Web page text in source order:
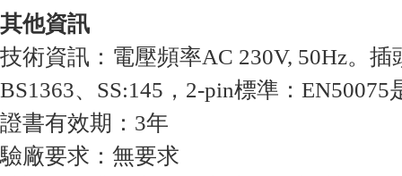
其他資訊
技術資訊：電壓頻率AC 230V, 50Hz。插
BS1363、SS:145，2-pin標準：
證書有效期：3年
驗廠要求：無要求